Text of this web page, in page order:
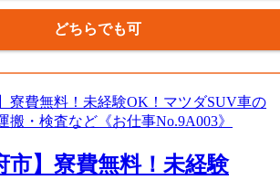
どちらでも可
市】寮費無料！未経験